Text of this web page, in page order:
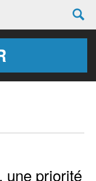
une priorité